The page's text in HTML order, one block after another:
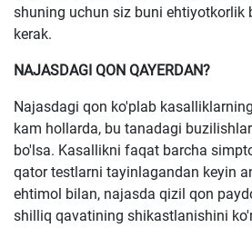
shuning uchun siz buni ehtiyotkorlik
kerak.
NAJASDAGI QON QAYERDAN?
Najasdagi qon ko'plab
kam hollarda, bu tanadagi
bo'lsa. Kasallikni faqat barcha
qator testlarni tayinlagandan keyin
ehtimol bilan, najasda qizil qon
shilliq qavatining shikastlanishini